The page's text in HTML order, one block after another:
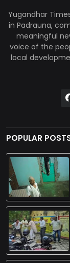
Yugandhar
in Padrauna,
meaningful
voice of the
local
POPULAR